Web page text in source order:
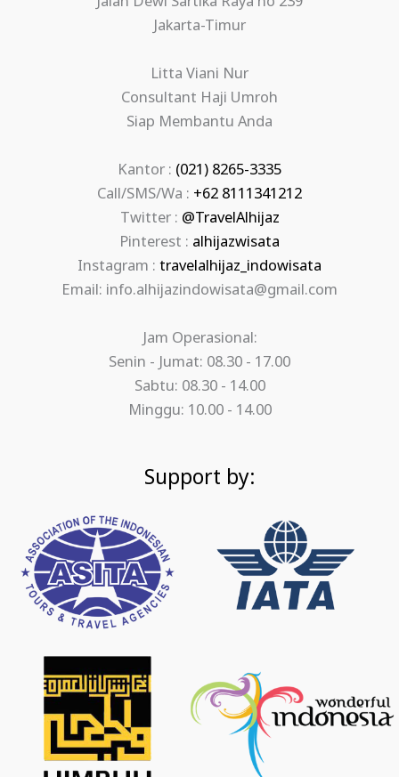
Jakarta-Timur
Litta Viani Nur
Consultant Haji Umroh
Siap Membantu Anda
Kantor : (021) 8265-3335
Call/SMS/Wa : +62 8111341212
Twitter : @TravelAlhijaz
Pinterest : alhijazwisata
Instagram : travelalhijaz_indowisata
Email: info.alhijazindowisata@gmail.com
Jam Operasional:
Senin - Jumat: 08.30 - 17.00
Sabtu: 08.30 - 14.00
Minggu: 10.00 - 14.00
Support by: